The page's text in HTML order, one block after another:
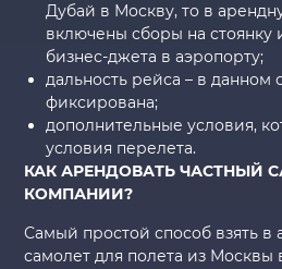
Дубай в Москву, то в
включены сборы на стоянку
бизнес-джета в аэропорту;
дальность рейса – в данном
фиксирована;
дополнительные условия,
условия перелета.
КАК АРЕНДОВАТЬ ЧАСТНЫЙ
КОМПАНИИ?
Самый простой способ взять в
самолет для полета из Москвы